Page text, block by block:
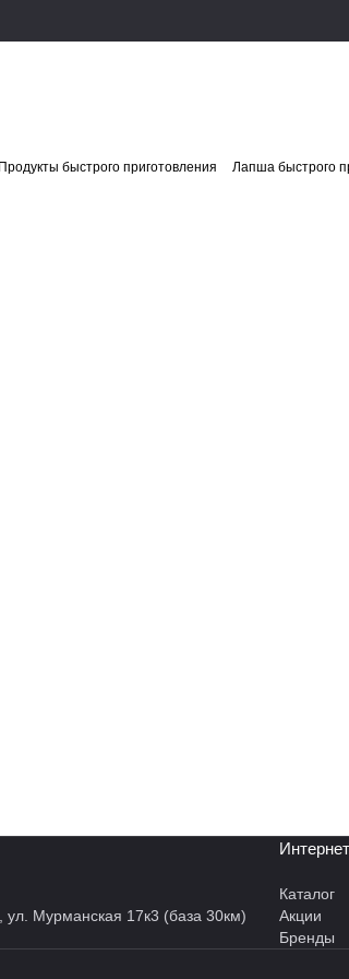
Продукты быстрого приготовления Лапша быстрого
ул. Мурманская 17к3 (база 30км)
Каталог
Акции
Бренды